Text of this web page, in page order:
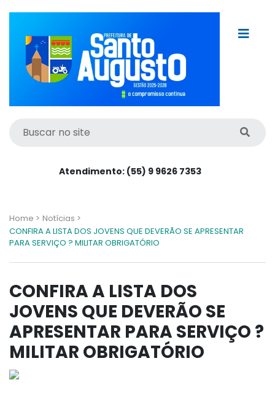
Atendimento: (55) 9 9626 7353
Home > Notícias >
CONFIRA A LISTA DOS JOVENS QUE DEVERÃO SE APRESENTAR
PARA SERVIÇO ? MILITAR OBRIGATÓRIO
CONFIRA A LISTA DOS
JOVENS QUE DEVERÃO SE
APRESENTAR PARA SERVIÇO ?
MILITAR OBRIGATÓRIO